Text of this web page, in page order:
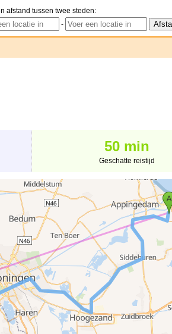
afstand tussen twee steden:
-
50 min
Geschatte reistijd